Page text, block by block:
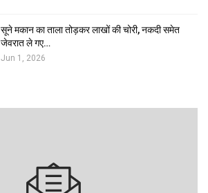
सूने मकान का ताला तोड़कर लाखों की चोरी, नकदी समेत
जेवरात ले गए…
Jun 1, 2026